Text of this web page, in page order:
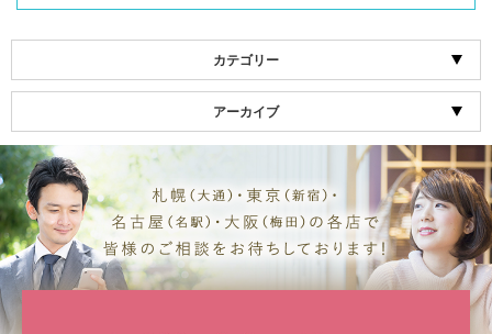
カテゴリー
アーカイブ